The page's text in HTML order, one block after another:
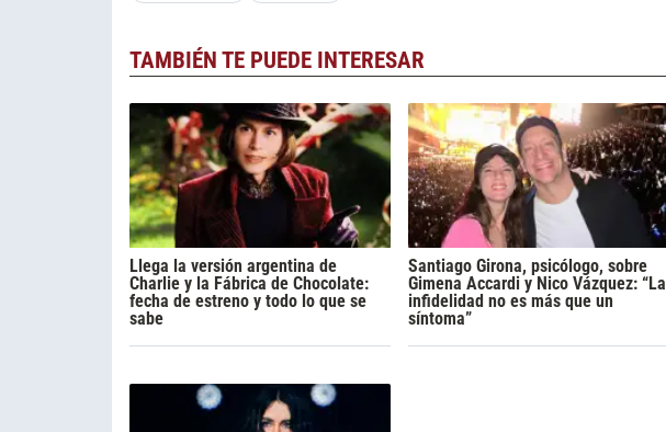
TAMBIÉN TE PUEDE INTERESAR
Llega la versión argentina de
Charlie y la Fábrica de Chocolate:
fecha de estreno y todo lo que se
sabe
Santiago Girona, psicólogo, sobre
Gimena Accardi y Nico Vázquez: “La
infidelidad no es más que un
síntoma”